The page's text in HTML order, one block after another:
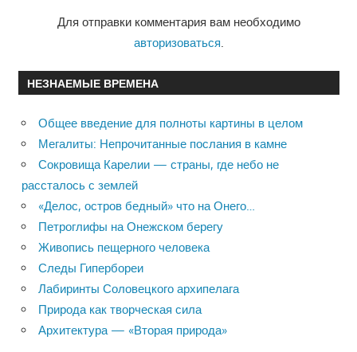
Для отправки комментария вам необходимо
авторизоваться
НЕЗНАЕМЫЕ ВРЕМЕНА
Общее введение для полноты картины в целом
Мегалиты: Непрочитанные послания в камне
Сокровища Карелии — страны, где небо не
рассталось с землей
«Делос, остров бедный» что на Онего…
Петроглифы на Онежском берегу
Живопись пещерного человека
Следы Гипербореи
Лабиринты Соловецкого архипелага
Природа как творческая сила
Архитектура — «Вторая природа»